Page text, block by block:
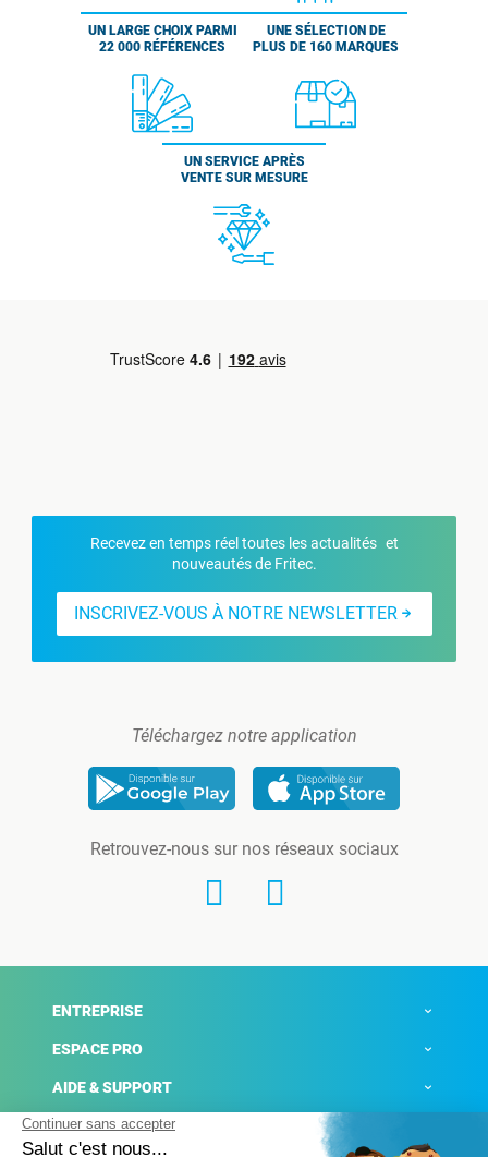
UN LARGE CHOIX PARMI
22 000 RÉFÉRENCES
UNE SÉLECTION DE
PLUS DE 160 MARQUES
UN SERVICE APRÈS
VENTE SUR MESURE
Recevez en temps réel toutes les actualités et
nouveautés de Fritec.
INSCRIVEZ-VOUS À NOTRE NEWSLETTER
Téléchargez notre application
Retrouvez-nous sur nos réseaux sociaux
ENTREPRISE
ESPACE PRO
AIDE & SUPPORT
ACTUALITÉS